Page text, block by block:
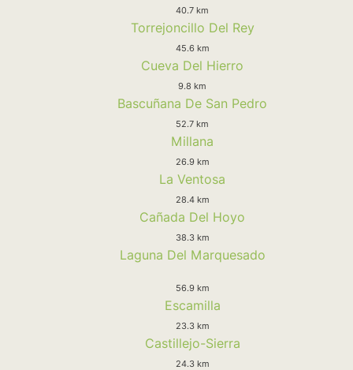
40.7 km
Torrejoncillo Del Rey
45.6 km
Cueva Del Hierro
9.8 km
Bascuñana De San Pedro
52.7 km
Millana
26.9 km
La Ventosa
28.4 km
Cañada Del Hoyo
38.3 km
Laguna Del Marquesado
56.9 km
Escamilla
23.3 km
Castillejo-Sierra
24.3 km